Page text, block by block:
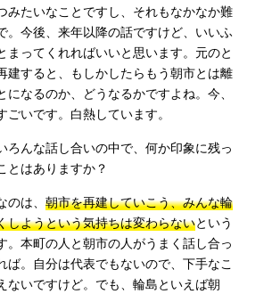
みたいなことですし、それもなかなか難
。今後、来年以降の話ですけど、いいふ
まってくれればいいと思います。元のと
建すると、もしかしたらもう朝市とは離
になるのか、どうなるかですよね。今、
ごいです。白熱しています。
ろんな話し合いの中で、何か印象に残っ
とはありますか？
のは、朝市を再建していこう、みんな輪
しようという気持ちは変わらないという
。本町の人と朝市の人がうまく話し合っ
ば。自分は代表でもないので、下手なこ
ないですけど。でも、輪島といえば朝